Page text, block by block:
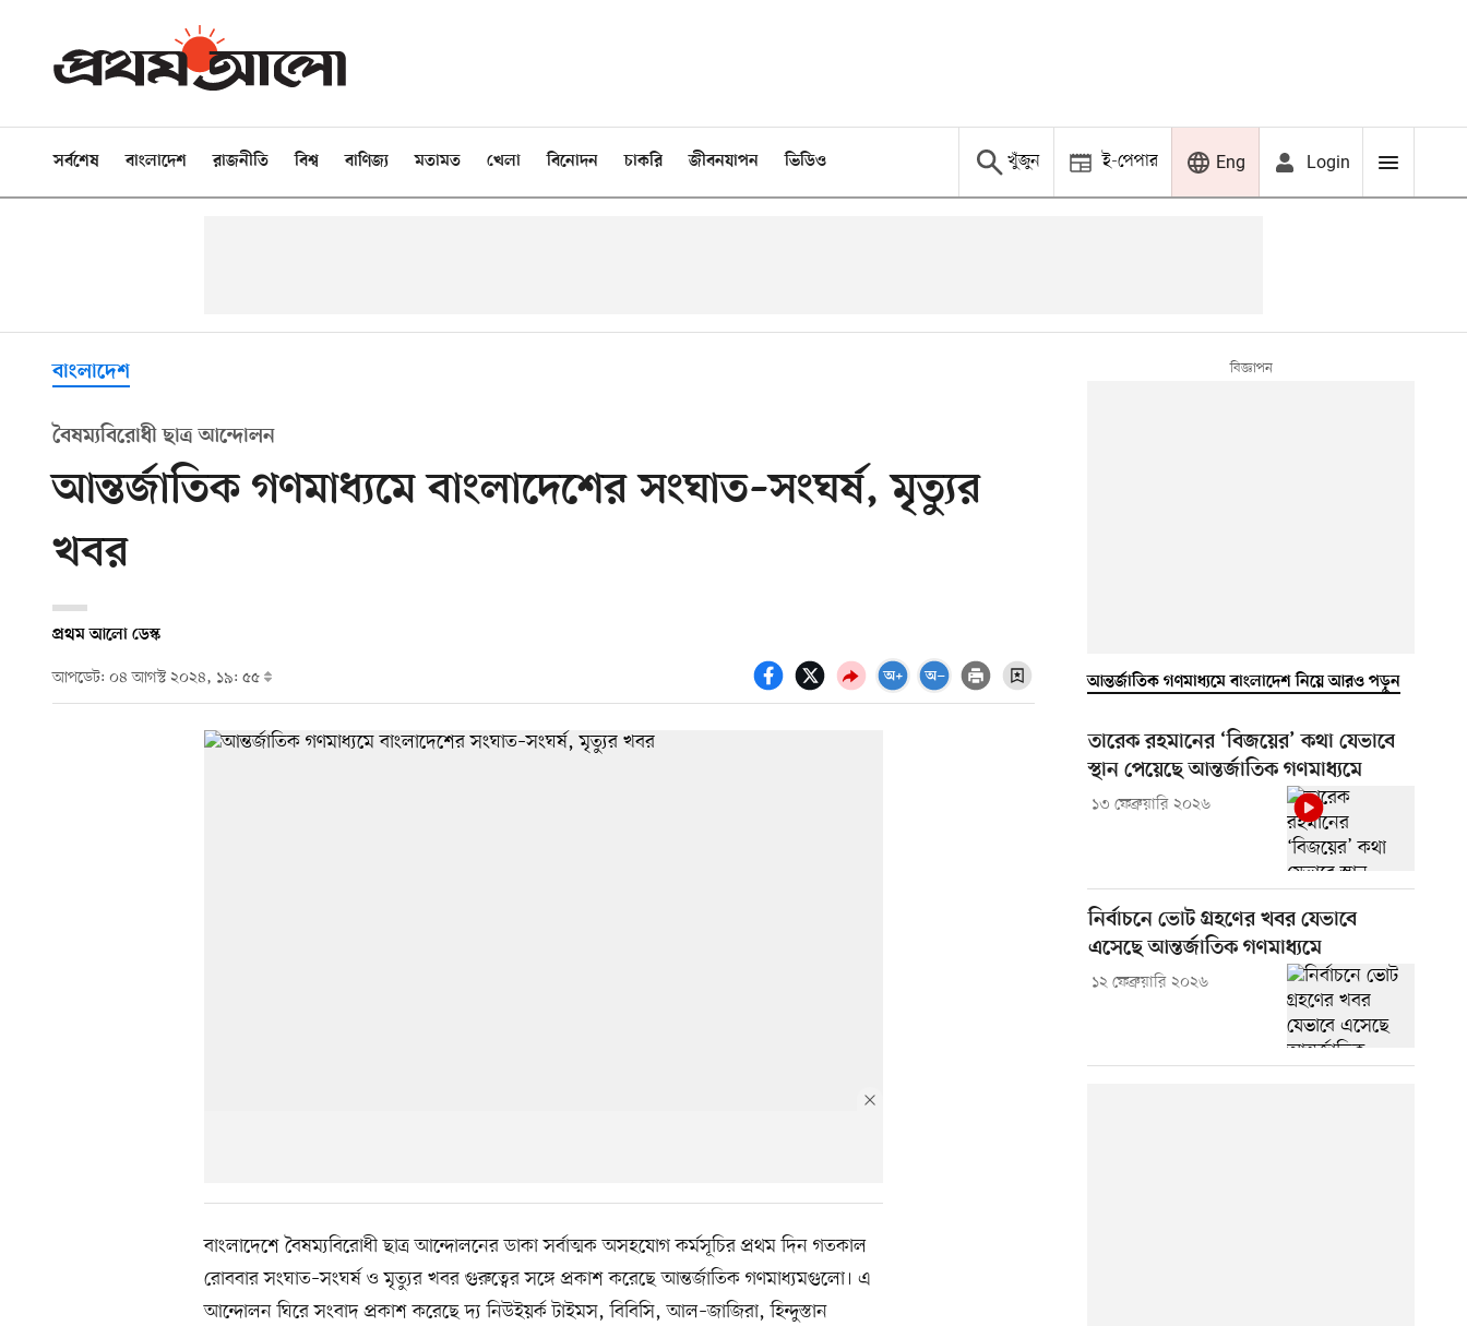
সর্বশেষ বাংলাদেশ রাজনীতি বিশ্ব বাণিজ্য মতামত খেলা বিনোদন চাকরি জীবনযাপন ভিডিও খুঁজুন ই-পেপার Eng Login
বাংলাদেশ
বৈষম্যবিরোধী ছাত্র আন্দোলন
আন্তর্জাতিক গণমাধ্যমে বাংলাদেশের সংঘাত–সংঘর্ষ, মৃত্যুর
খবর
প্রথম আলো ডেস্ক
আপডেট: ০৪ আগস্ট ২০২৪, ১৯: ৫৫
বাংলাদেশে বৈষম্যবিরোধী ছাত্র আন্দোলনের ডাকা সর্বাত্মক অসহযোগ কর্মসূচির প্রথম দিন গতকাল
রোববার সংঘাত–সংঘর্ষ ও মৃত্যুর খবর গুরুত্বের সঙ্গে প্রকাশ করেছে আন্তর্জাতিক গণমাধ্যমগুলো। এ
আন্দোলন ঘিরে সংবাদ প্রকাশ করেছে দ্য নিউইয়র্ক টাইমস, বিবিসি, আল–জাজিরা, হিন্দুস্তান
আন্তর্জাতিক গণমাধ্যমে বাংলাদেশ নিয়ে আরও পড়ুন
তারেক রহমানের ‘বিজয়ের’ কথা যেভাবে
স্থান পেয়েছে আন্তর্জাতিক গণমাধ্যমে
১৩ ফেব্রুয়ারি ২০২৬
নির্বাচনে ভোট গ্রহণের খবর যেভাবে
এসেছে আন্তর্জাতিক গণমাধ্যমে
১২ ফেব্রুয়ারি ২০২৬